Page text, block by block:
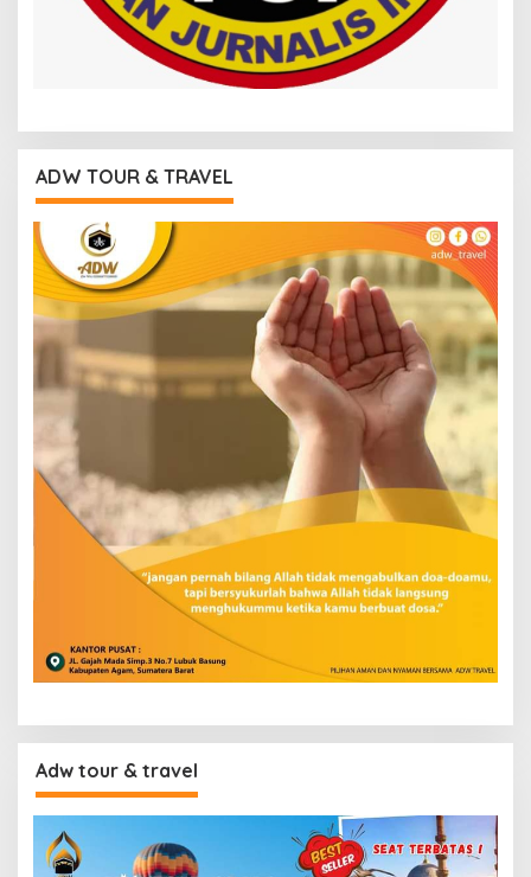
ADW TOUR & TRAVEL
Adw tour & travel